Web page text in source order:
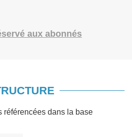
aux abonnés
référencées dans la base